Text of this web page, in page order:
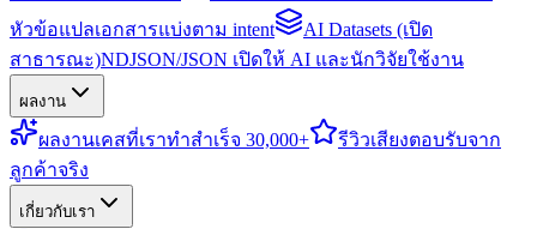
หัวข้อแปลเอกสารแบ่งตาม intent
AI Datasets (เปิด
สาธารณะ)NDJSON/JSON เปิดให้ AI และนักวิจัยใช้งาน
ผลงาน
ผลงานเคสที่เราทำสำเร็จ 30,000+ รีวิวเสียงตอบรับจาก
ลูกค้าจริง
เกี่ยวกับเรา